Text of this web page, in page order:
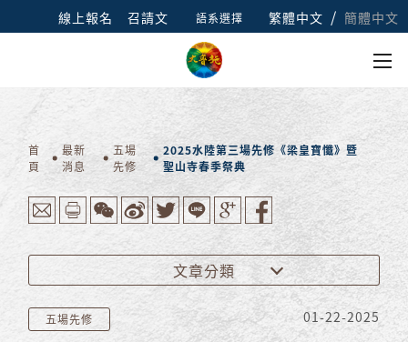
線上報名 召請文 語系選擇 繁體中文 / 簡體中文
首
頁
最新
消息
五場
先修
2025水陸第三場先修《梁皇寶懺》暨
聖山寺春季祭典
文章分類
五場先修 01-22-2025